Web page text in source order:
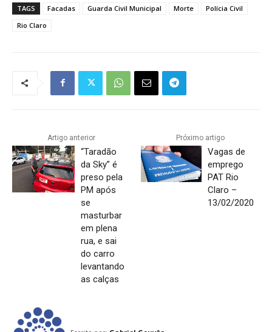
TAGS Facadas Guarda Civil Municipal Morte
Polícia Civil
Rio Claro
Artigo anterior
“Taradão
da Sky” é
preso pela
PM após
se
masturbar
em plena
rua, e sai
do carro
levantando
as calças
Próximo artigo
Vagas de
emprego
PAT Rio
Claro –
13/02/2020